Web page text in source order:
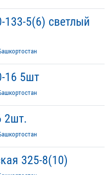
133-5(6) светлый
16 5шт
2шт.
325-8(10)